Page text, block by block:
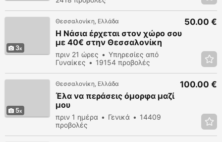
3
Θεσσαλονίκη, Ελλάδα
Η Νάσια έρχεται στον χώρο σου
με 40€ στην Θεσσαλονίκη
πριν 21 ώρες
Υπηρεσίες από
Γυναίκες
19154 προβολές
50.00 €
5
Θεσσαλονίκη, Ελλάδα
Έλα να περάσεις όμορφα μαζί
μου
πριν 1 ημέρα Γενικά
14409
προβολές
100.00 €